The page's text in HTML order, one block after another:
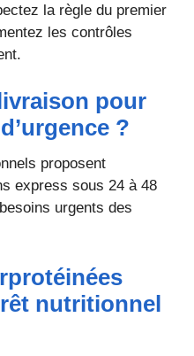
la règle du premier
les contrôles
pour
?
proposent
express sous 24 à 48
urgents des
nutritionnel